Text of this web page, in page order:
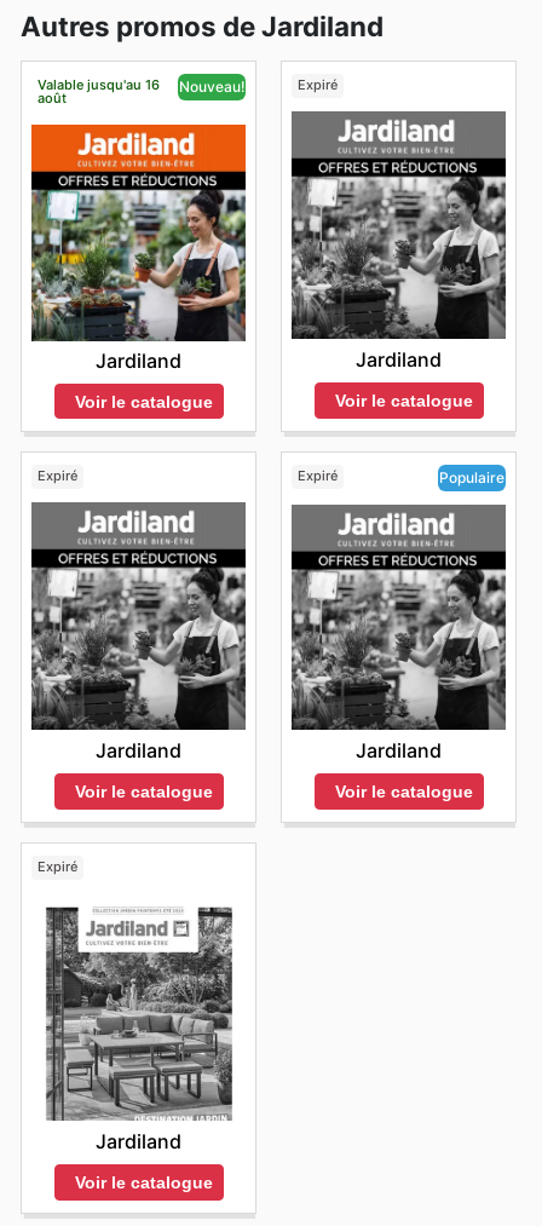
Autres promos de Jardiland
Valable jusqu'au 16
août
Nouveau!
Jardiland
Voir le catalogue
Expiré
Jardiland
Voir le catalogue
Expiré
Jardiland
Voir le catalogue
Expiré Populaire
Jardiland
Voir le catalogue
Expiré
Jardiland
Voir le catalogue